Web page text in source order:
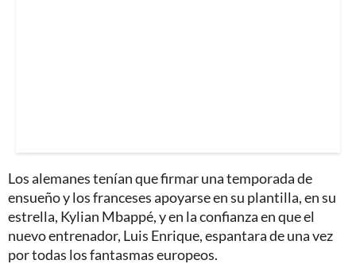
Los alemanes tenían que firmar una temporada de
ensueño y los franceses apoyarse en su plantilla, en su
estrella, Kylian Mbappé, y en la confianza en que el
nuevo entrenador, Luis Enrique, espantara de una vez
por todas los fantasmas europeos.